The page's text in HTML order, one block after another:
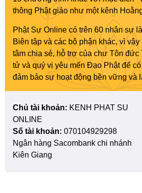
thông Phật giáo như một kênh
Phật Sự Online có trên 60 nhân sự
Biên tập và các bộ phận khác, vì
tâm chia sẻ, hỗ trợ của chư Tôn đức
tử và quý vị yêu mến Đạo Phật để
đảm bảo sự hoạt động bền vững và
Chủ tài khoản: KENH PHAT SU
ONLINE
Số tài khoản: 070104929298
Ngân hàng Sacombank chi nhánh
Kiên Giang